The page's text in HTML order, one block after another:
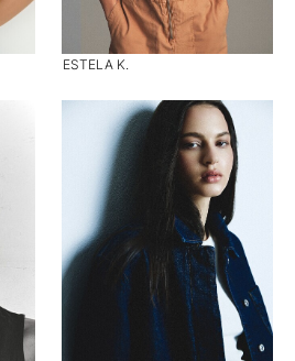
ESTELA K.